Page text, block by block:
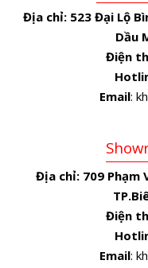
Địa chỉ: 523 Đại Lộ
Dầu
Điện
Email:
Địa chỉ: 709 Phạm
Điện
Email: